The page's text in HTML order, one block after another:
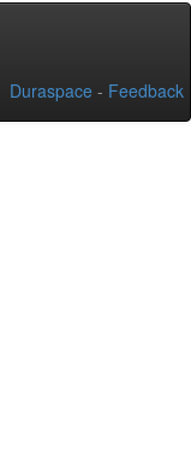
Duraspace - Feedback